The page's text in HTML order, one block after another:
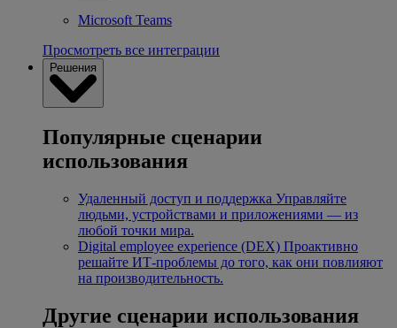
Microsoft Teams
Просмотреть все интеграции
Решения
Популярные сценарии
использования
Удаленный доступ и поддержка Управляйте
людьми, устройствами и приложениями — из
любой точки мира.
Digital employee experience (DEX) Проактивно
решайте ИТ-проблемы до того, как они повлияют
на производительность.
Другие сценарии использования